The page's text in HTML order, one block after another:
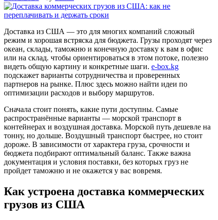
Доставка из США — это для многих компаний сложный
режим и хорошая встряска для бюджета. Грузы проходят через
океан, склады, таможню и конечную доставку к вам в офис
или на склад. чтобы ориентироваться в этом потоке, полезно
видеть общую картину и конкретные шаги. e-box.kg
подскажет варианты сотрудничества и проверенных
партнеров на рынке. Плюс здесь можно найти идеи по
оптимизации расходов и выбору маршрутов.
Сначала стоит понять, какие пути доступны. Самые
распространённые варианты — морской транспорт в
контейнерах и воздушная доставка. Морской путь дешевле на
тонну, но дольше. Воздушный транспорт быстрее, но стоит
дороже. В зависимости от характера груза, срочности и
бюджета подбирают оптимальный баланс. Также важна
документация и условия поставки, без которых груз не
пройдет таможню и не окажется у вас вовремя.
Как устроена доставка коммерческих
грузов из США